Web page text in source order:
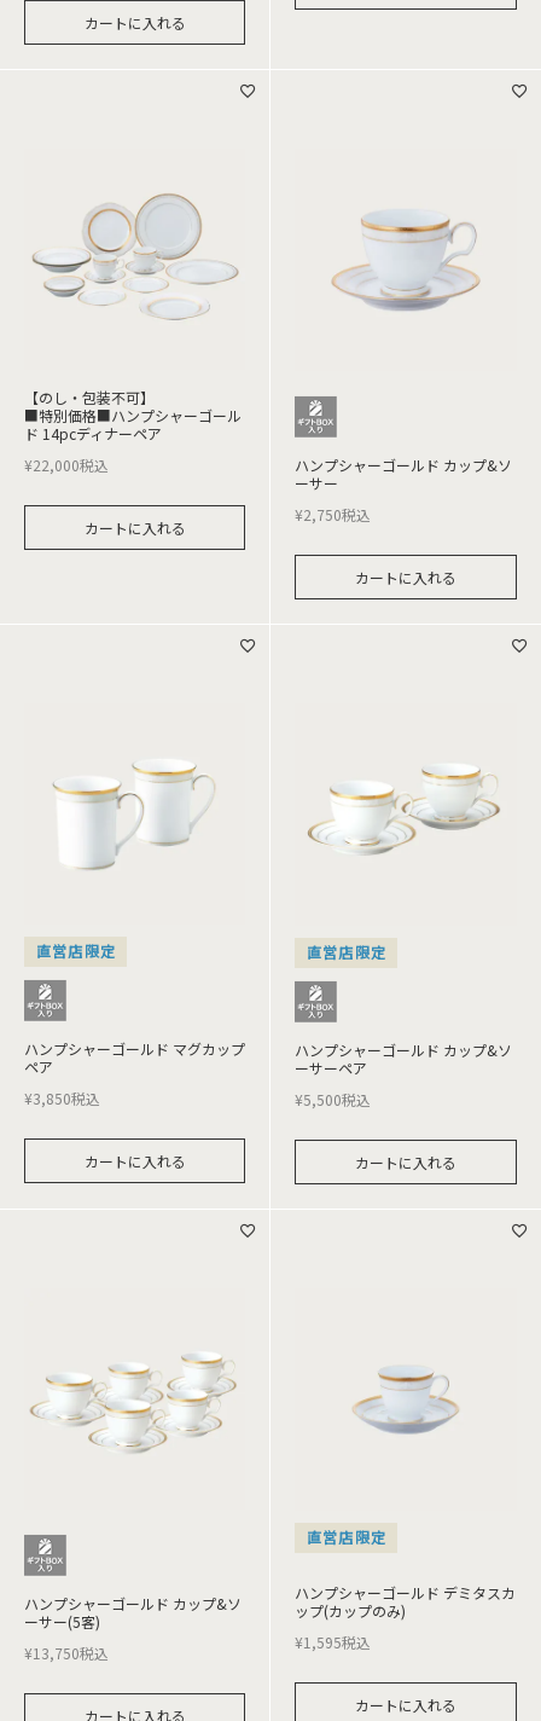
カートに入れる
【のし・包装不可】
■特別価格■ハンプシャーゴール
ド 14pcディナーペア
¥22,000税込
カートに入れる
ハンプシャーゴールド カップ&ソ
ーサー
¥2,750税込
カートに入れる
直営店限定
ハンプシャーゴールド マグカップ
ペア
¥3,850税込
カートに入れる
直営店限定
ハンプシャーゴールド カップ&ソ
ーサーペア
¥5,500税込
カートに入れる
ハンプシャーゴールド カップ&ソ
ーサー(5客)
¥13,750税込
カートに入れる
直営店限定
ハンプシャーゴールド デミタスカ
ップ(カップのみ)
¥1,595税込
カートに入れる